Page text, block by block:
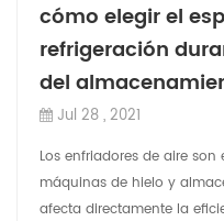
cómo elegir el
refrigeración
del
Jul 28 , 2021
Los enfriadores de aire
máquinas de hielo y
afecta directamente la